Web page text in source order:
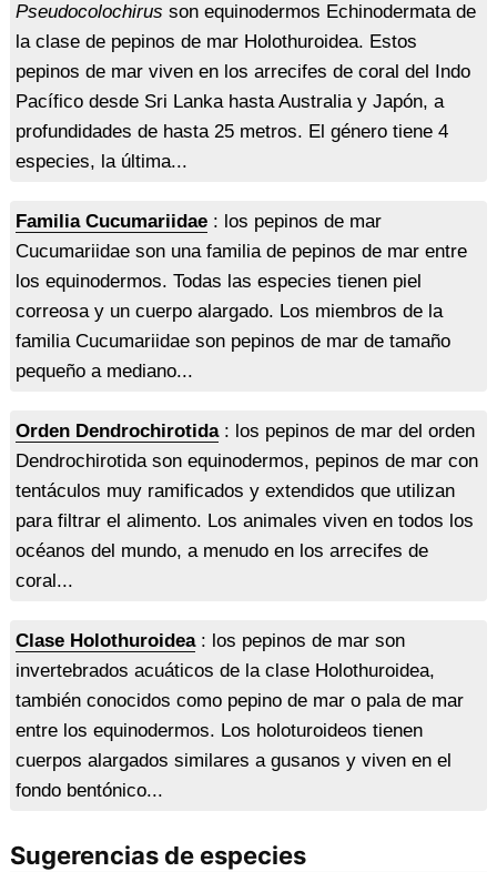
Pseudocolochirus son equinodermos Echinodermata de
la clase de pepinos de mar Holothuroidea. Estos
pepinos de mar viven en los arrecifes de coral del Indo
Pacífico desde Sri Lanka hasta Australia y Japón, a
profundidades de hasta 25 metros. El género tiene 4
especies, la última...
Familia Cucumariidae: los pepinos de mar
Cucumariidae son una familia de pepinos de mar entre
los equinodermos. Todas las especies tienen piel
correosa y un cuerpo alargado. Los miembros de la
familia Cucumariidae son pepinos de mar de tamaño
pequeño a mediano...
Orden Dendrochirotida: los pepinos de mar del orden
Dendrochirotida son equinodermos, pepinos de mar con
tentáculos muy ramificados y extendidos que utilizan
para filtrar el alimento. Los animales viven en todos los
océanos del mundo, a menudo en los arrecifes de
coral...
Clase Holothuroidea: los pepinos de mar son
invertebrados acuáticos de la clase Holothuroidea,
también conocidos como pepino de mar o pala de mar
entre los equinodermos. Los holoturoideos tienen
cuerpos alargados similares a gusanos y viven en el
fondo bentónico...
Sugerencias de especies